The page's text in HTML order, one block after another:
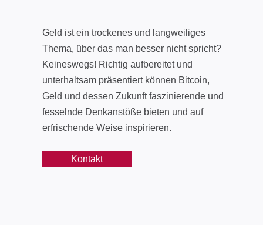
Geld ist ein trockenes und langweiliges
Thema, über das man besser nicht spricht?
Keineswegs! Richtig aufbereitet und
unterhaltsam präsentiert können Bitcoin,
Geld und dessen Zukunft faszinierende und
fesselnde Denkanstöße bieten und auf
erfrischende Weise inspirieren.
Kontakt